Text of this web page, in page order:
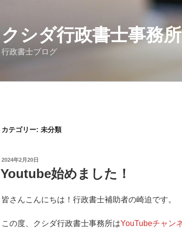
クシダ行政書士事務
行政書士ブログ
カテゴリー: 未分類
投
日:
2024年2月20日
Youtube始めました！
皆さんこんにちは！行政書士補助者の崎迫です。
この度、クシダ行政書士事務所はYouTubeチャン